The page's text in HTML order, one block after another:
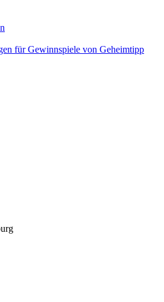
für Gewinnspiele von Geheimtipp